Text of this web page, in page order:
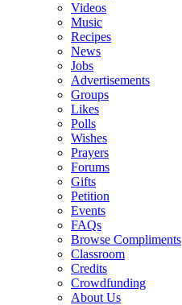
Videos
Music
Recipes
News
Jobs
Advertisements
Groups
Likes
Polls
Wishes
Prayers
Forums
Gifts
Petition
Events
FAQs
Browse Compliments
Classroom
Credits
Crowdfunding
About Us